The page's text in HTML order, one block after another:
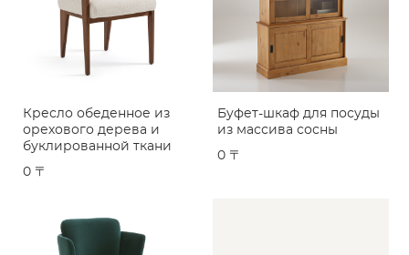
Кресло обеденное из
орехового дерева и
буклированной ткани
0 〒
Буфет-шкаф для посуды
из массива сосны
0 〒